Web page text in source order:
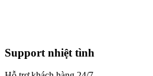
Support nhiệt tình